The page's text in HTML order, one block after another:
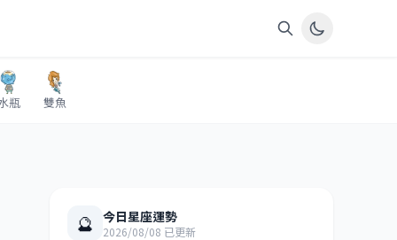
瓶 雙魚
🔮 今日星座運勢
2026/08/08 已更新